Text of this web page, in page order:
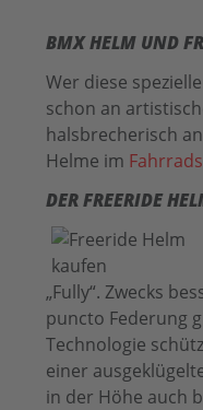
BMX HELM UND
Wer diese
schon an
halsbrecherisch
Helme im
DER FREERIDE
„Fully“. Zwecks
puncto Federung
Technologie
einer
in der Höhe auch